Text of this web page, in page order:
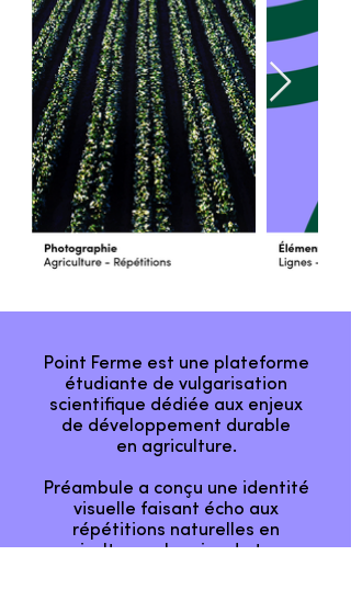
Point Ferme est une plateforme
étudiante de vulgarisation
scientifique dédiée aux enjeux
de développement durable
en agriculture.
Préambule a conçu une identité
visuelle faisant écho aux
répétitions naturelles en
agriculture : chemins de terre,